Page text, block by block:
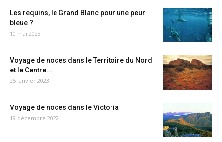
Les requins, le Grand Blanc pour une peur
bleue ?
10 mai 2023
Voyage de noces dans le Territoire du Nord
et le Centre...
25 janvier 2023
Voyage de noces dans le Victoria
19 décembre 2022